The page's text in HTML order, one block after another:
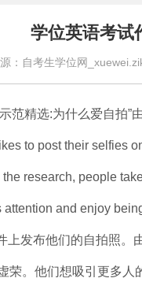
学位英语考试
：自考生学位网
范精选:为什么爱自拍”
to post their selfies
the research, people
attention and enjoy
上发布他们的自拍照。
荣。他们想吸引更多人